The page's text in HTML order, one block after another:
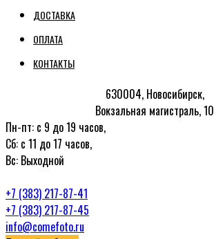
ДОСТАВКА
ОПЛАТА
КОНТАКТЫ
630004, Новосибирск,
Вокзальная магистраль, 10
Пн-пт: с 9 до 19 часов,
Сб: с 11 до 17 часов,
Вс: Выходной
+7 (383) 217-87-41
+7 (383) 217-87-45
info@comefoto.ru